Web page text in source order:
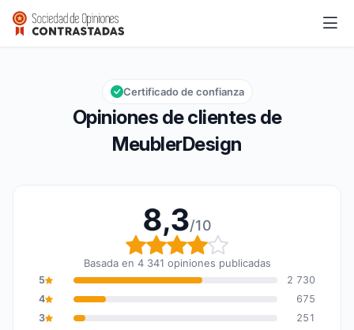
MeublerDesign
Calificación global: 8,3 de 10
8,3/10
Opiniones de clientes de
MeublerDesign
Certificado de confianza
8,3/10
Calificación global: 8,3
Basada en 4 341 opiniones publicadas
5
2 730
4
675
3
251